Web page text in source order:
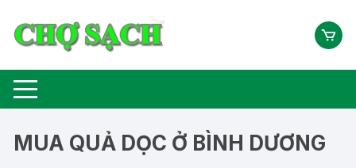
MUA QUẢ DỌC Ở BÌNH DƯƠNG